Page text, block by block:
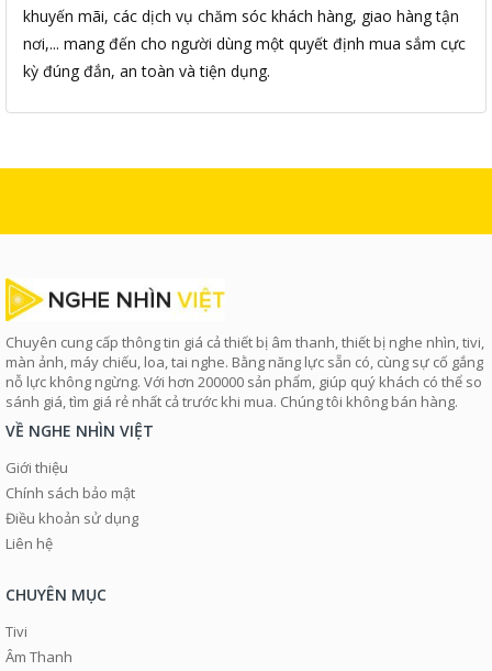
khuyến mãi, các dịch vụ chăm sóc khách hàng, giao hàng tận
nơi,... mang đến cho người dùng một quyết định mua sắm cực
kỳ đúng đắn, an toàn và tiện dụng.
Chuyên cung cấp thông tin giá cả thiết bị âm thanh, thiết bị nghe nhìn, tivi,
màn ảnh, máy chiếu, loa, tai nghe. Bằng năng lực sẵn có, cùng sự cố gắng
nỗ lực không ngừng. Với hơn 200000 sản phẩm, giúp quý khách có thể so
sánh giá, tìm giá rẻ nhất cả trước khi mua. Chúng tôi không bán hàng.
VỀ NGHE NHÌN VIỆT
Giới thiệu
Chính sách bảo mật
Điều khoản sử dụng
Liên hệ
CHUYÊN MỤC
Tivi
Âm Thanh